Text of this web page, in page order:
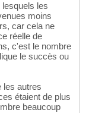
les
moins
car cela ne
réelle de
c'est le nombre
le succès ou
les autres
étaient de plus
beaucoup